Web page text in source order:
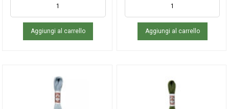
Aggiungi al carrello Aggiungi al carrello